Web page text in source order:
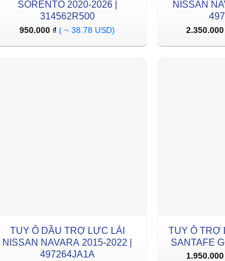
SORENTO 2020-2026 |
314562R500
950.000₫ ( ~ 38.78 USD)
NISSAN
TUY Ô DẦU TRỢ LỰC LÁI
NISSAN NAVARA 2015-2022 |
497264JA1A
TUY Ô TRỢ
SANTAFE